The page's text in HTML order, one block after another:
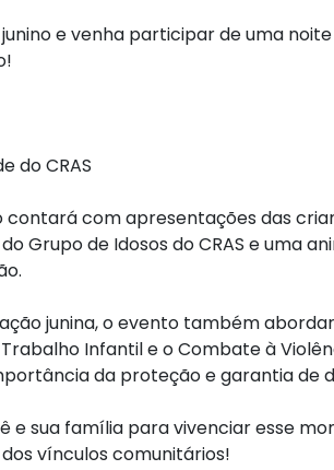
e venha participar de uma
do CRAS
com apresentações das
Grupo de Idosos do CRAS e uma
junina, o evento também
Infantil e o Combate à
da proteção e garantia de
e sua família para vivenciar esse
vínculos comunitários!